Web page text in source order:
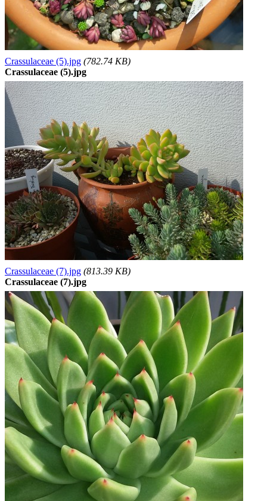
Crassulaceae (5).jpg (782.74 KB)
Crassulaceae (5).jpg
Crassulaceae (7).jpg (813.39 KB)
Crassulaceae (7).jpg